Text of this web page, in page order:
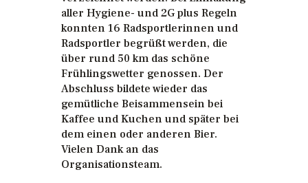
aller Hygiene- und 2G plus Regeln
konnten 16 Radsportlerinnen und
Radsportler begrüßt werden, die
über rund 50 km das schöne
Frühlingswetter genossen. Der
Abschluss bildete wieder das
gemütliche Beisammensein bei
Kaffee und Kuchen und später bei
dem einen oder anderen Bier.
Vielen Dank an das
Organisationsteam.